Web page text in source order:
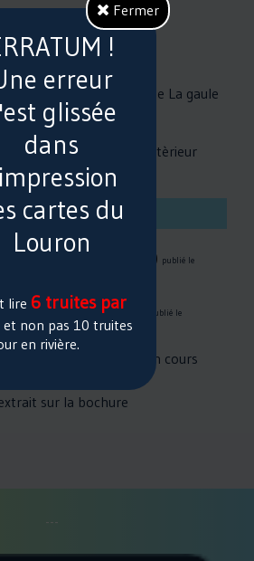
le dépliant officiel de La gaule
le règlement intèrieur
La Gaule Louronnaise
Louronnaise (10434Ko) publié le
interne (866Ko)
publié le
règlement interne est en cours
cette année
sur la bochure
---
Fermer
!
erreur
glissée
dans
cartes du
Louron
lire 6 truites par
et non pas 10 truites
en rivière.